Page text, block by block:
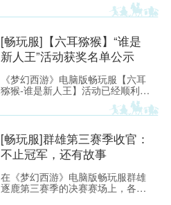
[畅玩服]【六耳猕猴】“谁是
新人王”活动获奖名单公示
《梦幻西游》电脑版畅玩服【六耳
猕猴-谁是新人王】活动已经顺利落
下帷幕，恭喜以下玩家获得[ROG
玩家国度]周边奖励！ （活动详情
[畅玩服]群雄第三赛季收官：
不止冠军，还有故事
在《梦幻西游》电脑版畅玩服群雄
逐鹿第三赛季的决赛赛场上，各位